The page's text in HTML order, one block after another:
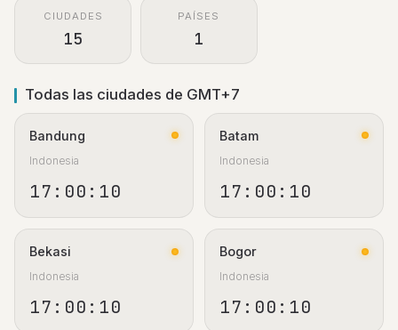
CIUDADES
15
PAÍSES
1
Todas las ciudades de GMT+7
Bandung
Indonesia
17:00:11
Batam
Indonesia
17:00:11
Bekasi
Indonesia
17:00:11
Bogor
Indonesia
17:00:11